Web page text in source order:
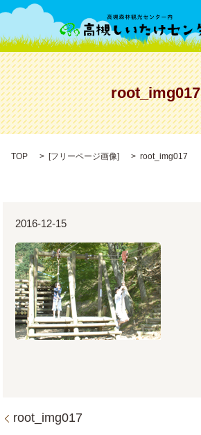
root_img017
TOP [フリーページ画像] root_img017
2016-12-15
root_img017